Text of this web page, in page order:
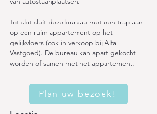
Tot slot sluit deze bureau met een trap aan
op een ruim appartement op het
gelijkvloers (ook in verkoop bij Alfa
Vastgoed). De bureau kan apart gekocht
worden of samen met het appartement.
Plan uw bezoek!